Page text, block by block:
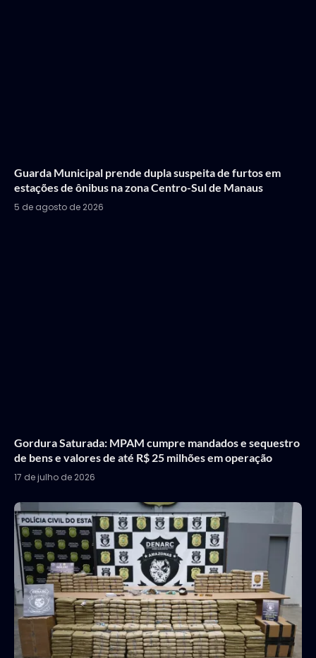
Guarda Municipal prende dupla suspeita de furtos em
estações de ônibus na zona Centro-Sul de Manaus
5 de agosto de 2026
Gordura Saturada: MPAM cumpre mandados e sequestro
de bens e valores de até R$ 25 milhões em operação
17 de julho de 2026